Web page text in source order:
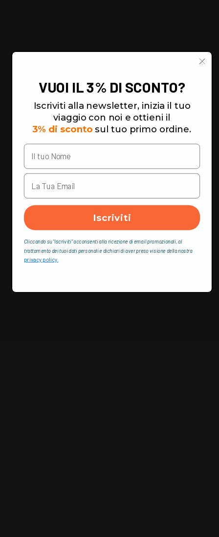
VUOI IL 3% DI SCONTO?
Iscriviti alla newsletter, inizia il tuo
viaggio con noi e ottieni il
3% di sconto sul tuo primo ordine.
Iscriviti
Cliccando su “Iscriviti“ acconsenti alla ricezione di email promozionali, al
trattamento dei tuoi dati personali e dichiari di aver preso visione della nostra
privacy policy.